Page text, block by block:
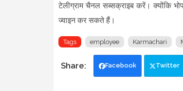
टेलीग्राम चैनल सब्सक्राइब करें। क्योंकि
ज्वाइन कर सकते हैं।
Tags employee Karmachari
Facebook Twitter